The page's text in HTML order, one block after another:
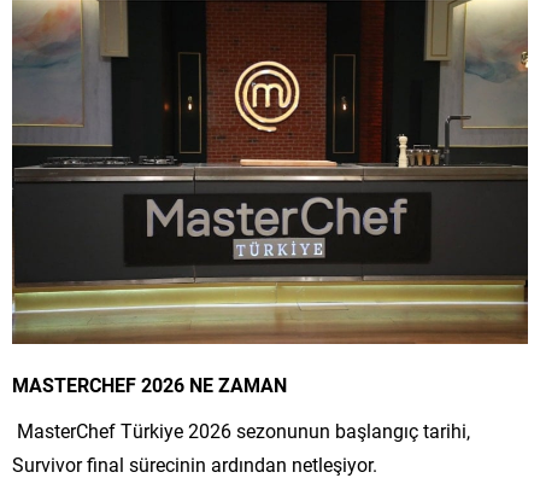
MASTERCHEF 2026 NE ZAMAN
MasterChef Türkiye 2026 sezonunun başlangıç tarihi,
Survivor final sürecinin ardından netleşiyor.